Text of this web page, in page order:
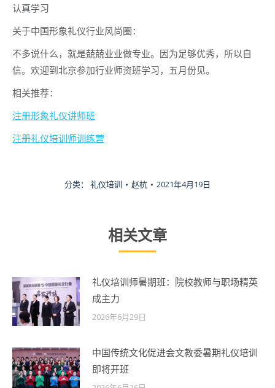
认真学习
关于中国形象礼仪行业风尚圈：
不多说什么，就是兢兢业业做专业。因为足够优秀，所以自
信。欢迎到北京参加行业师资班学习，五月份见。
相关推荐：
注册形象礼仪讲师班
注册礼仪培训师训练营
分类： 礼仪培训 赵杭 2021年4月19日
相关文章
礼仪培训师暑期班：院校教师与职场精英
成主力
2026年6月29日
中国传统文化促进会文教委暑期礼仪培训
即将开班